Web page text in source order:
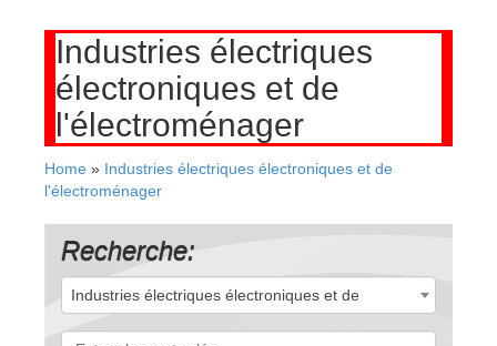
Industries électriques
électroniques et de
l'électroménager
Home » Industries électriques électroniques et de
l'électroménager
Recherche:
Industries électriques électroniques et de
l'électroménager (55)